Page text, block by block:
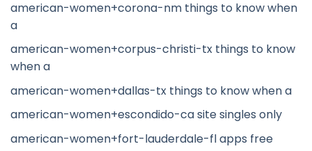
american-women+corona-nm things to know when
a
american-women+corpus-christi-tx things to know
when a
american-women+dallas-tx things to know when a
american-women+escondido-ca site singles only
american-women+fort-lauderdale-fl apps free